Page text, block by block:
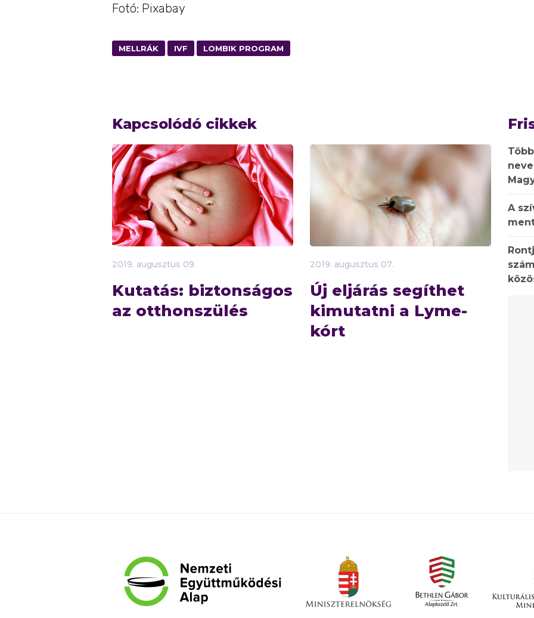
Fotó: Pixabay
MELLRÁK IVF LOMBIK PROGRAM
Kapcsolódó cikkek
2019. augusztus 09.
Kutatás: biztonságos
az otthonszülés
2019. augusztus 07.
Új eljárás segíthet
kimutatni a Lyme-
kórt
A